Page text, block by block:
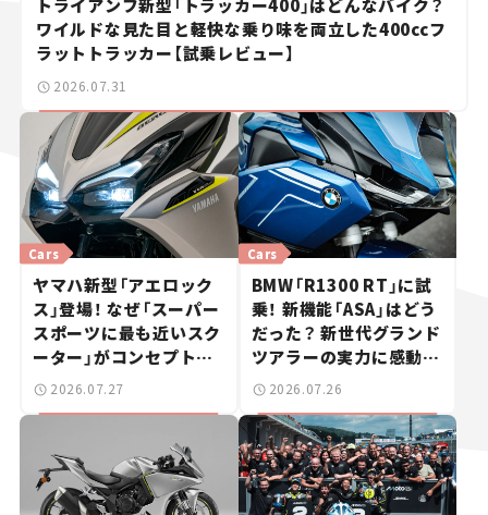
トライアンフ新型「トラッカー400」はどんなバイク？
ワイルドな見た目と軽快な乗り味を両立した400ccフ
ラットトラッカー【試乗レビュー】
2026.07.31
Cars
ヤマハ新型「アエロック
ス」登場！ なぜ「スーパー
スポーツに最も近いスク
ーター」がコンセプトな
のか？【新車ニュース】
2026.07.27
Cars
BMW「R1300 RT」に試
乗！ 新機能「ASA」はどう
だった？ 新世代グランド
ツアラーの実力に感動
【試乗レビュー】
2026.07.26